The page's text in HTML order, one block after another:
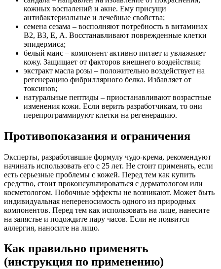
кожных воспалений и акне. Ему присущи
антибактериальные и лечебные свойства;
семена сезама – восполняют потребность в витаминах
В2, В3, Е, А. Восстанавливают поврежденные клетки
эпидермиса;
белый маис – компонент активно питает и увлажняет
кожу. Защищает от факторов внешнего воздействия;
экстракт масла розы – положительно воздействует на
регенерацию фибриллярного белка. Избавляет от
токсинов;
натуральные пептиды – приостанавливают возрастные
изменения кожи. Если верить разработчикам, то они
перепрограммируют клетки на регенерацию.
Противопоказания и ограничения
Эксперты, разработавшие формулу чудо-крема, рекомендуют
начинать использовать его с 25 лет. Не стоит применять, если
есть серьезные проблемы с кожей. Перед тем как купить
средство, стоит проконсультироваться с дерматологом или
косметологом. Побочные эффекты не возникают. Может быть
индивидуальная непереносимость одного из природных
компонентов. Перед тем как использовать на лице, нанесите
на запястье и подождите пару часов. Если не появится
аллергия, наносите на лицо.
Как правильно применять
(инструкция по применению)